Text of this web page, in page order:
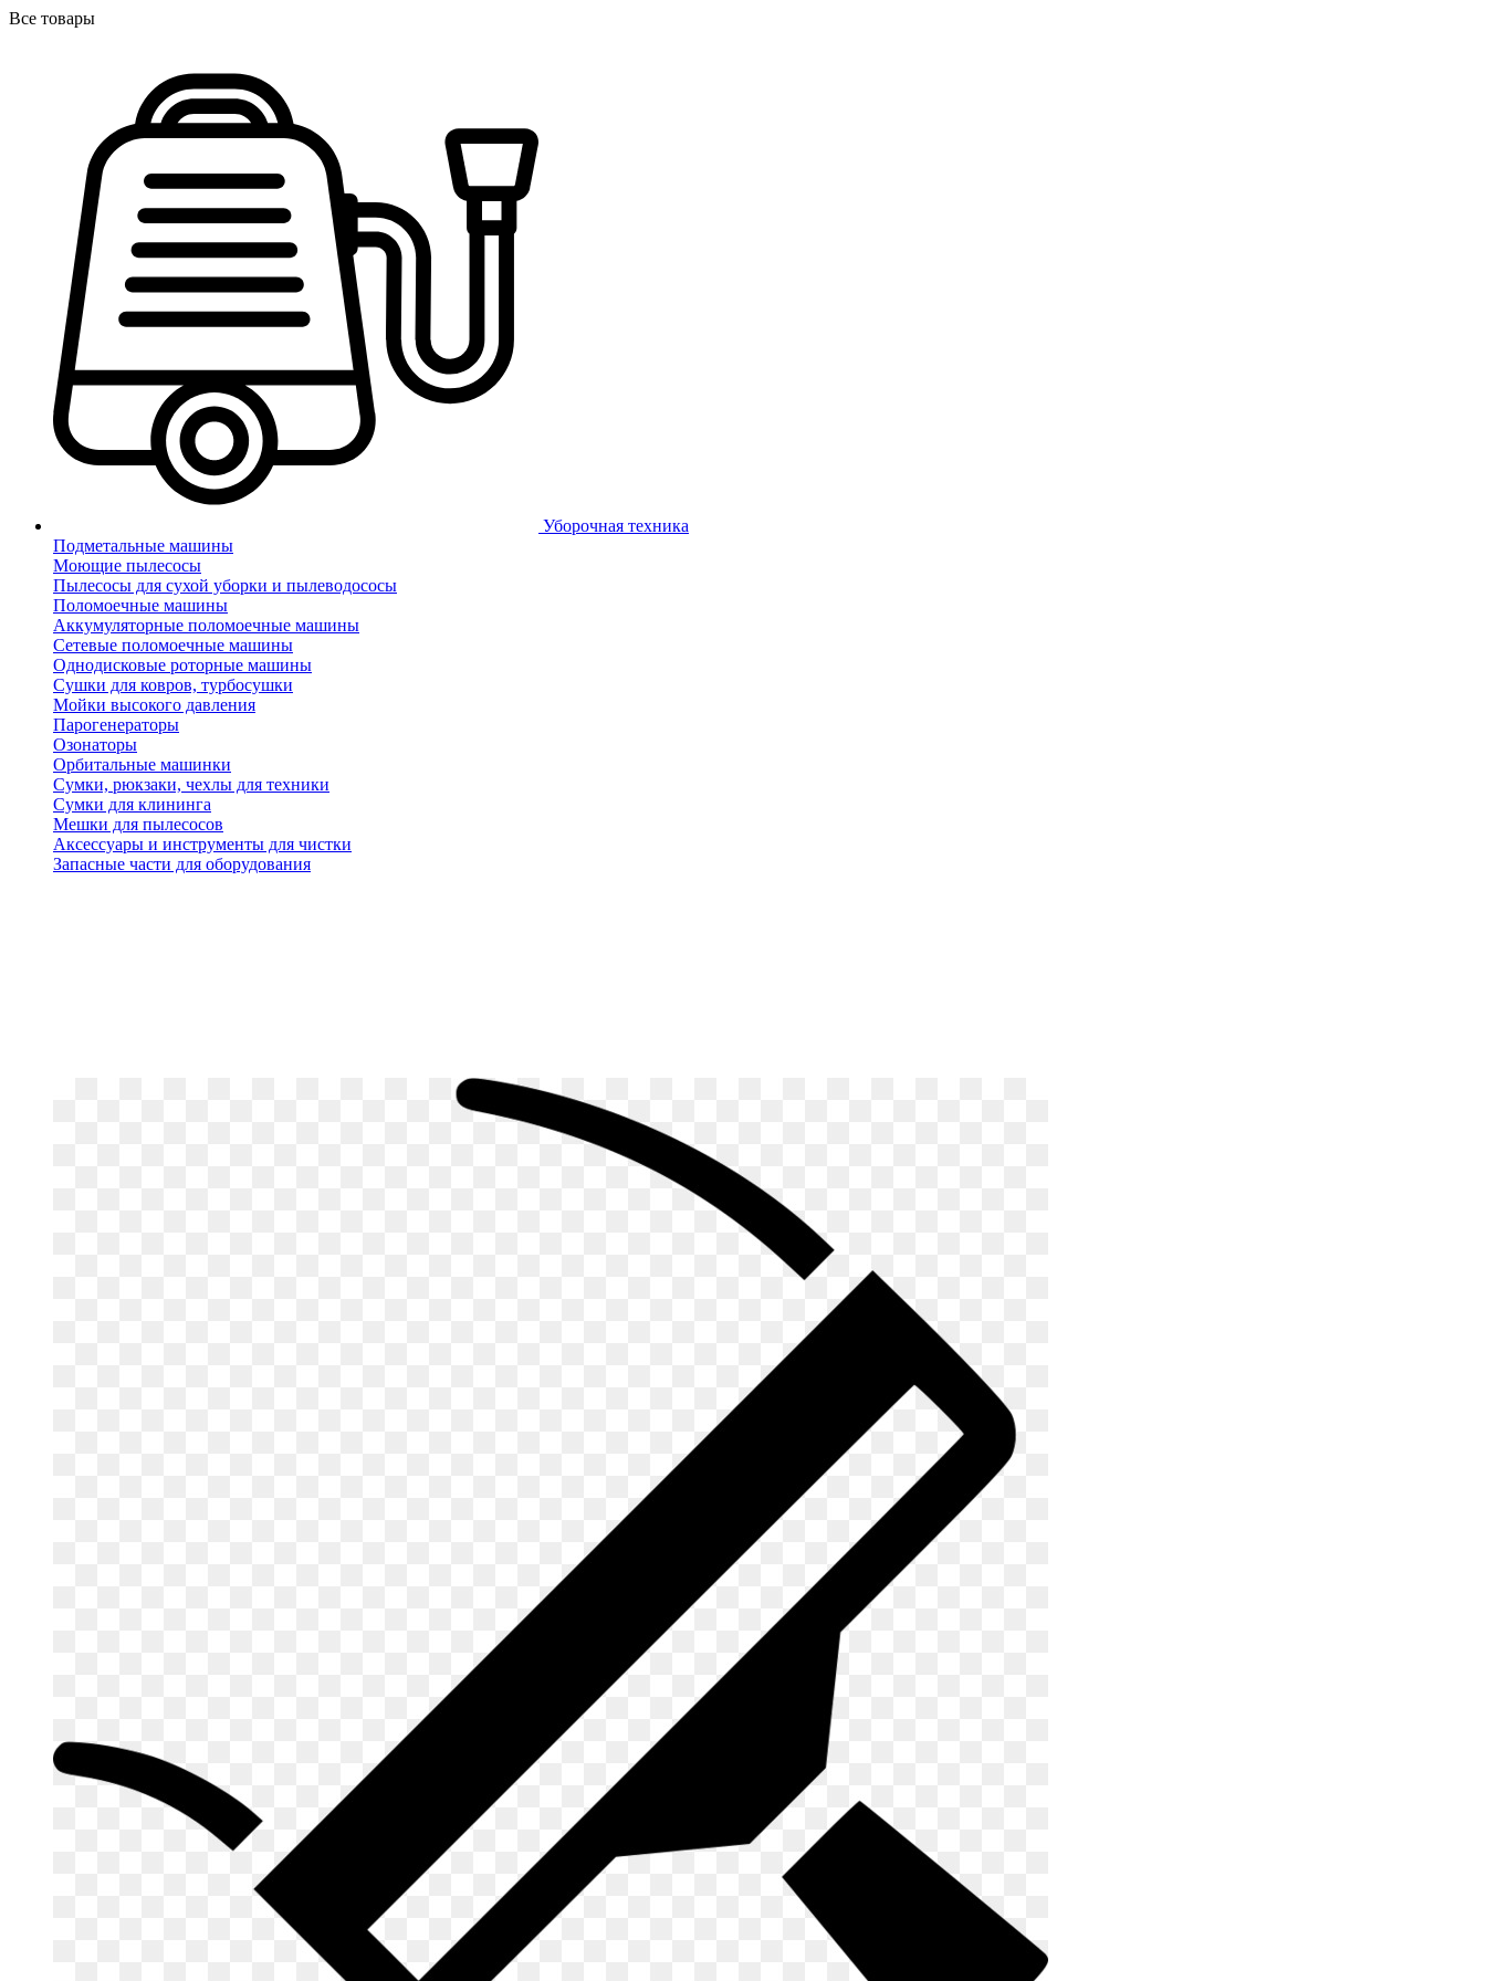
Все товары
Уборочная техника
Подметальные машины
Моющие пылесосы
Пылесосы для сухой уборки и пылеводососы
Поломоечные машины
Аккумуляторные поломоечные машины
Сетевые поломоечные машины
Однодисковые роторные машины
Сушки для ковров, турбосушки
Мойки высокого давления
Парогенераторы
Озонаторы
Орбитальные машинки
Сумки, рюкзаки, чехлы для техники
Сумки для клининга
Мешки для пылесосов
Аксессуары и инструменты для чистки
Запасные части для оборудования